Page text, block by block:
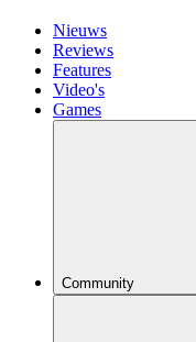
Nieuws
Reviews
Features
Video's
Games
Community